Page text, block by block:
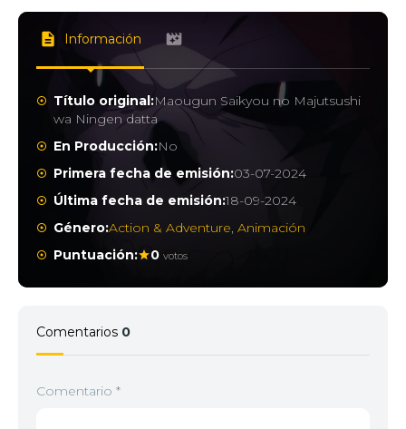
Información
Título original:Maougun Saikyou no Majutsushi
wa Ningen datta
En Producción:No
Primera fecha de emisión:03-07-2024
Última fecha de emisión:18-09-2024
Género:Action & Adventure,Animación
Puntuación:
0 votos
Comentarios 0
Comentario *